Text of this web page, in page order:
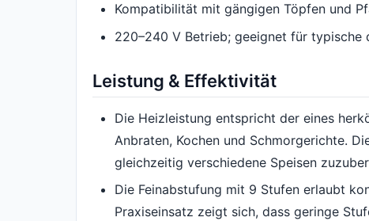
Kompatibilität mit gängigen Töpfen und
220–240 V Betrieb; geeignet für typische
Leistung & Effektivität
Die Heizleistung entspricht der eines
Anbraten, Kochen und Schmorgerichte.
gleichzeitig verschiedene Speisen
Die Feinabstufung mit 9 Stufen erlaubt
Praxiseinsatz zeigt sich, dass geringe